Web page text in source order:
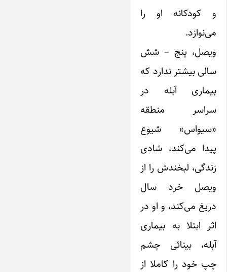
و کودکانه او را
می‌نوازد.
ویصل، پنج – شش
سالی بیشتر ندارد که
بیماری آبله در
سراسر منطقه
«سیواس» شیوع
پیدا می‌کند، شادی
زندگی، لبخندش را از
ویصل خرد سال
دریغ می‌کند، و او در
اثر ابتلا به بیماری
آبله، بینائی چشم
چپ خود را کاملا از